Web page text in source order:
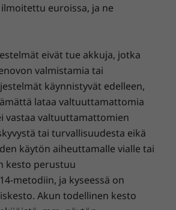
liikutkin, ThinkPad X12 Gen 2
ja tabletin yhdistelmä
kunnossa luotettavan LTE 4G
Folio-näppäimistö kirkkaan
tekee tabletista
kannettavan yrityskäyttöön.
View -sovellus tarjoaa
videolaadun, mikä parantaa
laatua hämärässä
x 8,8 mm (14,5 mm näppäimistön
(0,34'' näppäimistön kanssa)
euroissa, ja ne
eivät tue akkuja, jotka
valmistamia tai
käynnistyvät edelleen,
lataa valtuuttamattomia
vastaa valtuuttamattomien
tai turvallisuudesta eikä
käytön aiheuttamalle vialle tai
kesto perustuu
metodiin, ja kyseessä on
Akun todellinen kesto